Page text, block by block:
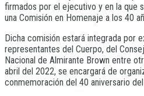
firmados por el ejecutivo y en la que
una Comisión en Homenaje a los 40
Dicha comisión estará integrada por
representantes del Cuerpo, del
Nacional de Almirante Brown entre
abril del 2022, se encargará de
conmemoración del 40 aniversario